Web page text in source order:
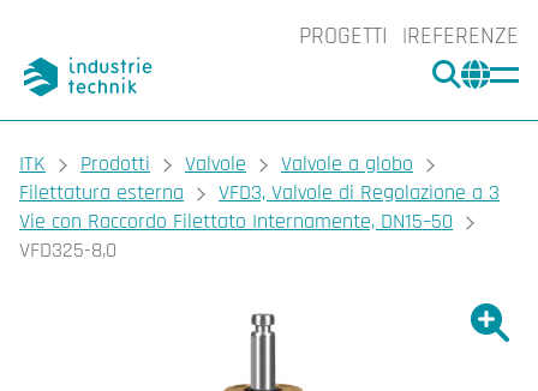
PROGETTI REFERENZE
CERCA
You are here:
ITK Prodotti Valvole
Valvole a globo
Filettatura esterna
VFD3, Valvole di Regolazione a 3
Vie con Raccordo Filettato Internamente, DN15–50
VFD325-8,0